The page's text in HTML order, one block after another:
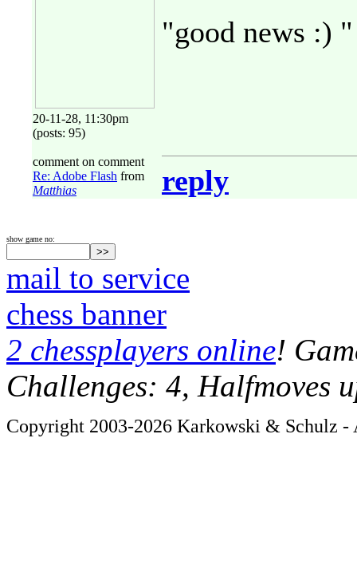
20-11-28, 11:30pm
(posts: 95)
comment on comment
Re: Adobe Flash from
Matthias
"good news :) "
reply
show game no:
mail to service
chess banner
2 chessplayers online!
Challenges: 4, Halfmoves
Copyright 2003-2026 Karkowski & Schulz